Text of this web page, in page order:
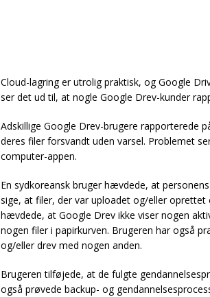
Cloud-lagring er utrolig praktisk, og Google
ser det ud til, at nogle Google Drev-kunder
Adskillige Google Drev-brugere rapporterede
deres filer forsvandt uden varsel. Problemet
computer-appen.
En sydkoreansk bruger hævdede, at
sige, at filer, der var uploadet og/eller
hævdede, at Google Drev ikke viser nogen
nogen filer i papirkurven. Brugeren har også
og/eller drev med nogen anden.
Brugeren tilføjede, at de fulgte
også prøvede backup- og